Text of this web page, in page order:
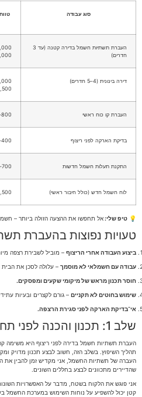
סוג עבודה
העברת תשתיות חשמל בדירה קטנה (עד 3
חדרים)
דירה בינונית (4–5 חדרים)
העברת קו כוח ראשי 800–1,200
בדיקת הארקה לפני ריצוף 400–600
התקנת תעלות חשמל חדשות 700–1,200
לוח חשמל חדש (כולל חיבור ראשי)
💡 טיפ שלי:אל תחפשו את ההצעה הזולה ביותר –
טעויות נפוצות בהעברת
ביצוע העבודה אחרי הריצוף – מוביל לשבירת רצפה
עבודה עם חשמלאי לא מוסמך – עלולה לסכן את הבית
חוסר תכנון מראש של מיקומי שקעים ומפסקים.
שימוש בחוטים לא תקניים – גורם לקצרים ובעיות
אי־בדיקת הארקה לפני סגירת הרצפה.
שלב 1: תכנון והכנה לפני תחילת העבודה
העברת תשתיות חשמל בדירה לפני ריצוף היא
תהליך השיפוץ. בשלב הזה, חשוב לבצע תכנון מדויק
העברה של תשתיות החשמל, אני מקדיש זמן להבין את
שהדיירים מתכוונים לבצע בחללים השונים.
אני פוגש את הלקוח בשטח, מדבר על האפשרויות
קטן יכול להשפיע על נוחות השימוש במערכת החשמל